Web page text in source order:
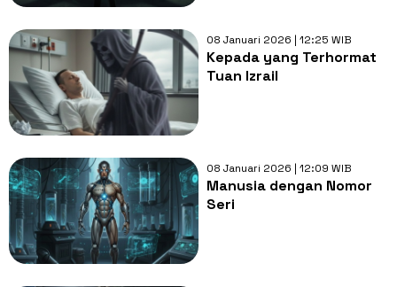
08 Januari 2026 | 12:25 WIB
Kepada yang Terhormat
Tuan Izrail
08 Januari 2026 | 12:09 WIB
Manusia dengan Nomor
Seri